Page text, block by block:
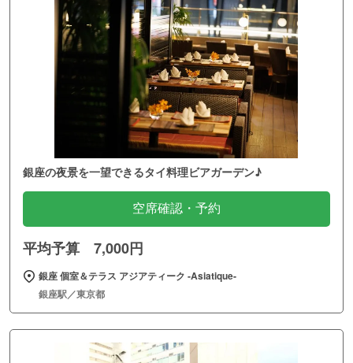
銀座の夜景を一望できるタイ料理ビアガーデン♪
空席確認・予約
平均予算 7,000円
銀座 個室＆テラス アジアティーク ‐Asiatique‐
銀座駅／東京都